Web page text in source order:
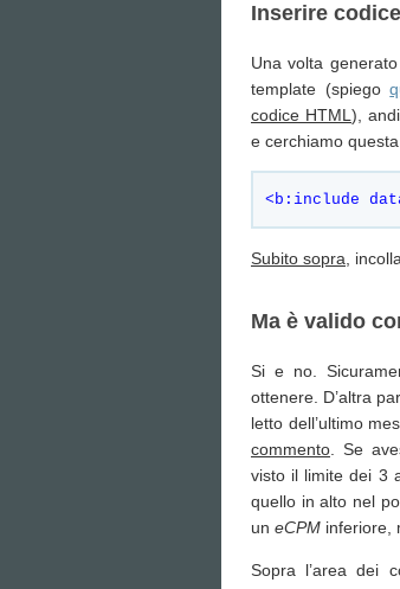
Inserire
Una volta
template (spiego
codice HTML ),
e cerchiamo
<b:include
Subito sopra ,
Ma è valido
Si e no.
ottenere. D’altra
letto dell’ultimo
commento . Se
visto il limite dei 3
quello in alto nel
un eCPM inferiore,
Sopra l’area dei